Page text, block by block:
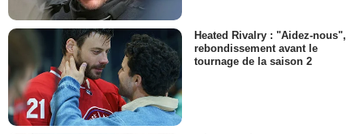
Heated Rivalry : "Aidez-nous",
rebondissement avant le
tournage de la saison 2